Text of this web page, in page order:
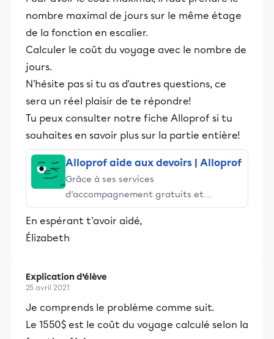
nombre maximal de jours sur le même étage
de la fonction en escalier.
Calculer le coût du voyage avec le nombre de
jours.
N'hésite pas si tu as d'autres questions, ce
sera un réel plaisir de te répondre!
Tu peux consulter notre fiche Alloprof si tu
souhaites en savoir plus sur la partie entière!
Alloprof aide aux devoirs | Alloprof
Grâce à ses services
d’accompagnement gratuits et
stimulants, Alloprof engage les élèves
et leurs parents dans la réussite
éducative.
En espérant t'avoir aidé,
Élizabeth
Explication d’élève
25 avril 2021
Je comprends le problème comme suit.
Le 1550$ est le coût du voyage calculé selon la